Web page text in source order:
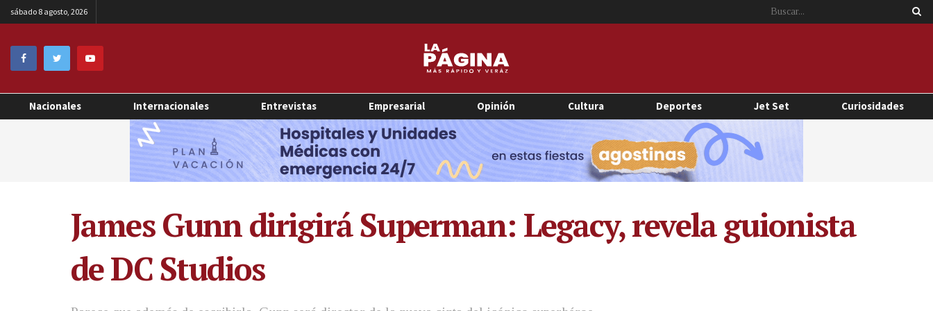
sábado 8 agosto, 2026
Nacionales Internacionales Entrevistas Empresarial Opinión Cultura Deportes Jet Set Curiosidades
James Gunn dirigirá Superman: Legacy, revela guionista
de DC Studios